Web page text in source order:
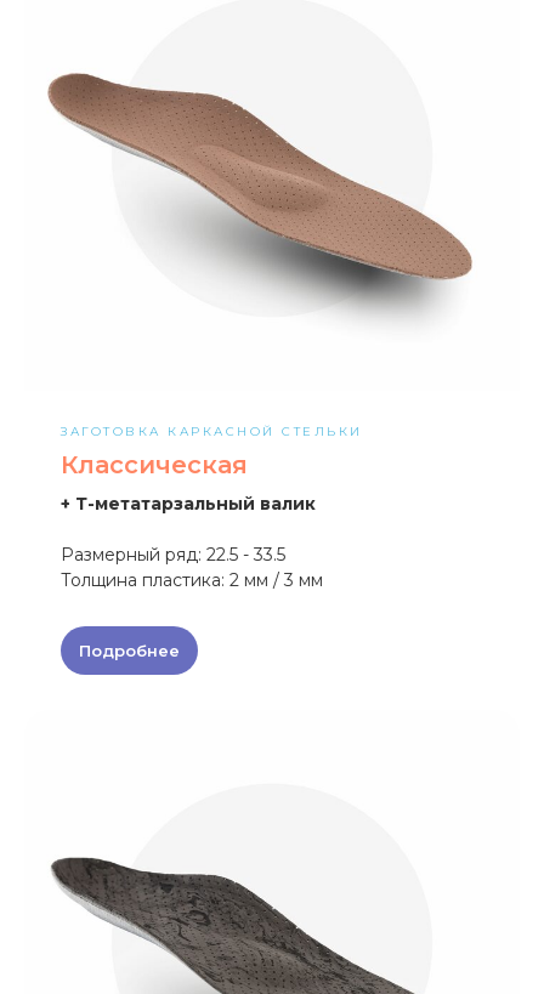
ЗАГОТОВКА КАРКАСНОЙ СТЕЛЬКИ
Классическая
+ Т-метатарзальный валик
Размерный ряд: 22.5 - 33.5
Толщина пластика: 2 мм / 3 мм
Подробнее